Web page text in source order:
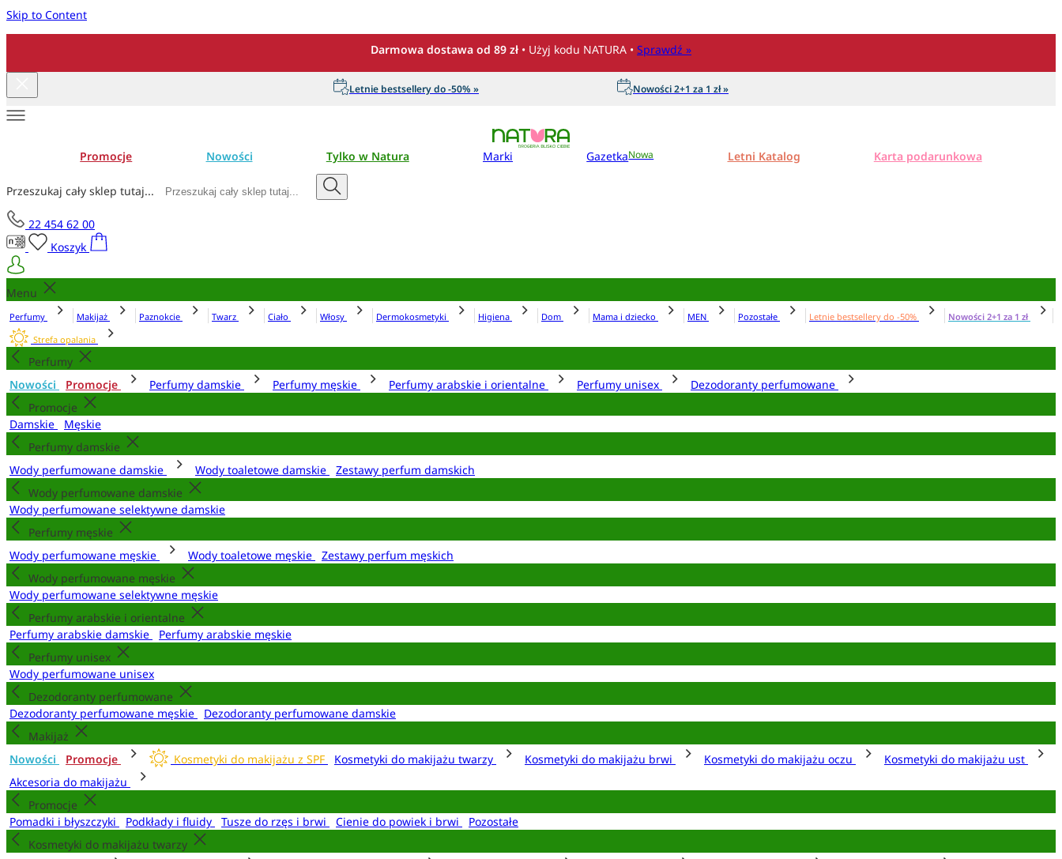
Skip to Content
Darmowa dostawa od 89 zł • Użyj kodu NATURA • Sprawdź »
Letnie bestsellery do -50% » Nowości 2+1 za 1 zł »
Promocje Nowości Tylko w Natura Marki GazetkaNowa Letni Katalog Karta podarunkowa
Przeszukaj cały sklep tutaj...
22 454 62 00
Koszyk
Menu
Perfumy Makijaż Paznokcie Twarz Ciało Włosy Dermokosmetyki Higiena Dom Mama i dziecko MEN Pozostałe Letnie bestsellery do -50%
Nowości 2+1 za 1 zł
Strefa opalania
Perfumy
Nowości
Promocje Perfumy damskie Perfumy męskie Perfumy arabskie i orientalne Perfumy unisex
Dezodoranty perfumowane
Promocje
Damskie
Męskie
Perfumy damskie
Wody perfumowane damskie
Wody toaletowe damskie
Zestawy perfum damskich
Wody perfumowane damskie
Wody perfumowane selektywne damskie
Perfumy męskie
Wody perfumowane męskie
Wody toaletowe męskie
Zestawy perfum męskich
Wody perfumowane męskie
Wody perfumowane selektywne męskie
Perfumy arabskie i orientalne
Perfumy arabskie damskie
Perfumy arabskie męskie
Perfumy unisex
Wody perfumowane unisex
Dezodoranty perfumowane
Dezodoranty perfumowane męskie
Dezodoranty perfumowane damskie
Makijaż
Nowości
Promocje Kosmetyki do makijażu z SPF Kosmetyki do makijażu twarzy Kosmetyki do makijażu brwi Kosmetyki do makijażu oczu
Kosmetyki do makijażu ust
Akcesoria do makijażu
Promocje
Pomadki i błyszczyki
Podkłady i fluidy Tusze do rzęs i brwi Cienie do powiek i brwi
Pozostałe
Kosmetyki do makijażu twarzy